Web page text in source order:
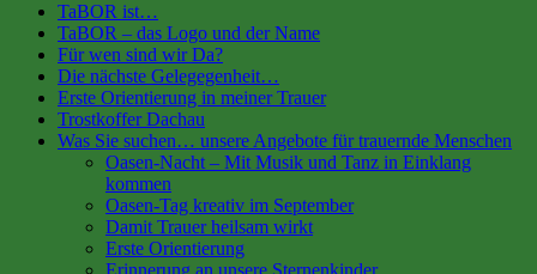
TaBOR ist…
TaBOR – das Logo und der Name
Für wen sind wir Da?
Die nächste Gelegegenheit…
Erste Orientierung in meiner Trauer
Trostkoffer Dachau
Was Sie suchen… unsere Angebote für trauernde Menschen
Oasen-Nacht – Mit Musik und Tanz in Einklang
kommen
Oasen-Tag kreativ im September
Damit Trauer heilsam wirkt
Erste Orientierung
Erinnerung an unsere Sternenkinder